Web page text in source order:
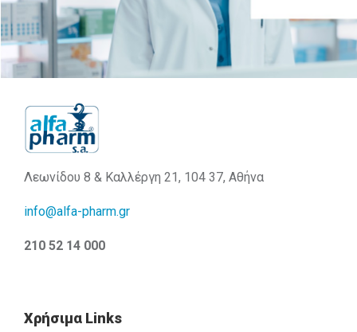
Λεωνίδου 8 & Καλλέργη 21, 104 37, Αθήνα
info@alfa-pharm.gr
210 52 14 000
Χρήσιμα Links